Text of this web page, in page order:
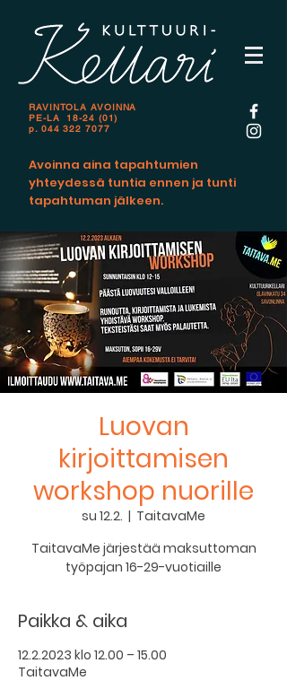
RAVINTOLA AVOINNA
PE-LA 18-24 (01)
p. 044 322 7077
Avoinna aina tapahtumien
yhteydessä tuntia ennen ja tunti
tapahtuman jälkeen.
Luovan
kirjoittamisen
workshop nuorille
su 12.2.
  |
TaitavaMe
TaitavaMe järjestää maksuttoman
työpajan 16-29-vuotiaille
Paikka & aika
12.2.2023 klo 12.00 – 15.00
TaitavaMe